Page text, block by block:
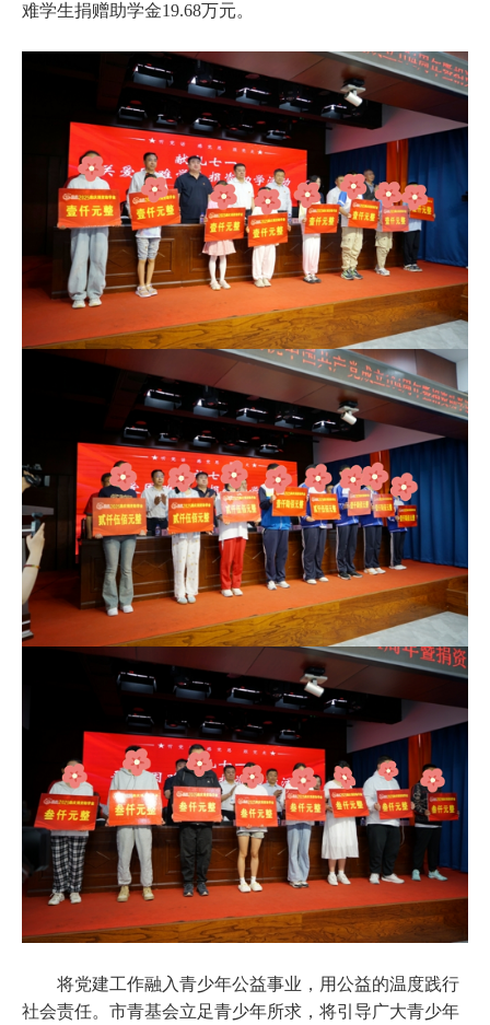
难学生捐赠助学金19.68万元。
将党建工作融入青少年公益事业，用公益的温度践行
社会责任。市青基会立足青少年所求，将引导广大青少年